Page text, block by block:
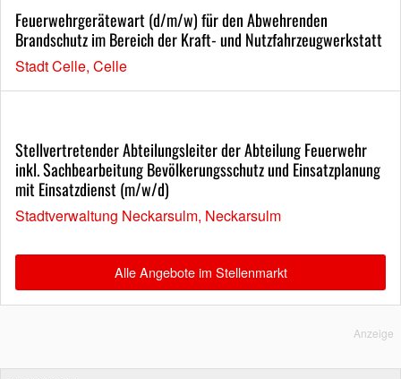
Feuerwehrgerätewart (d/m/w) für den Abwehrenden
Brandschutz im Bereich der Kraft- und Nutzfahrzeugwerkstatt
Stadt Celle, Celle
Stellvertretender Abteilungsleiter der Abteilung Feuerwehr
inkl. Sachbearbeitung Bevölkerungsschutz und Einsatzplanung
mit Einsatzdienst (m/w/d)
Stadtverwaltung Neckarsulm, Neckarsulm
Alle Angebote im Stellenmarkt
Anzeige